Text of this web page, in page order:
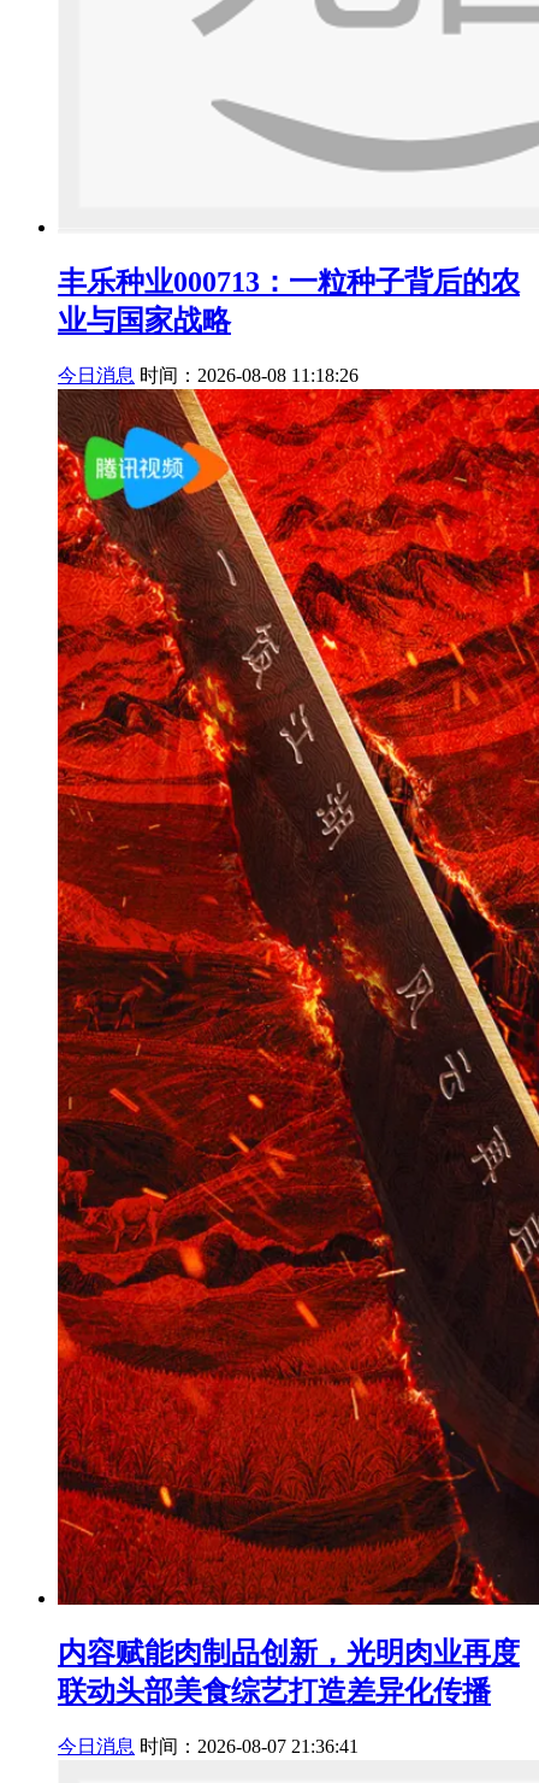
丰乐种业000713：一粒种子背后的农
业与国家战略
今日消息 时间：2026-08-08 11:18:26
内容赋能肉制品创新，光明肉业再度
联动头部美食综艺打造差异化传播
今日消息 时间：2026-08-07 21:36:41